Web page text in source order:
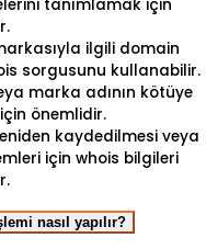
tanımlamak için
ilgili domain
sorgusunu kullanabilir.
marka adının kötüye
önemlidir.
kaydedilmesi veya
için whois bilgileri
nasıl yapılır?